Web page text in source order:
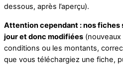
dessous, après l’aperçu).
Attention cependant : nos fiches
jour et donc modifiées
conditions ou les montants,
que vous téléchargiez une fiche,